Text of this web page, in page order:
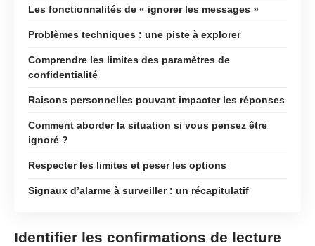
Les fonctionnalités de « ignorer les messages »
Problèmes techniques : une piste à explorer
Comprendre les limites des paramètres de
confidentialité
Raisons personnelles pouvant impacter les réponses
Comment aborder la situation si vous pensez être
ignoré ?
Respecter les limites et peser les options
Signaux d’alarme à surveiller : un récapitulatif
Identifier les confirmations de lecture